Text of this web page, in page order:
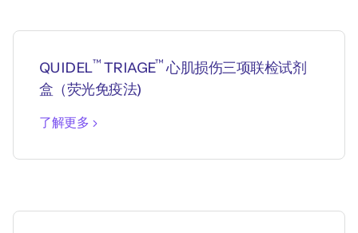
QUIDEL™ TRIAGE™心肌损伤三项联检试剂
盒（荧光免疫法)
了解更多